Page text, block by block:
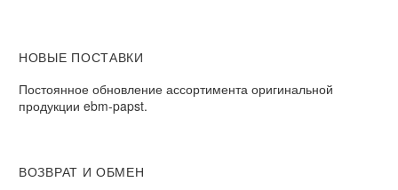
НОВЫЕ ПОСТАВКИ
Постоянное обновление ассортимента оригинальной
продукции ebm-papst.
ВОЗВРАТ И ОБМЕН